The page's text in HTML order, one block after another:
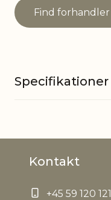
Find forhandler
Specifikationer
Godkendt
Kontakt
+45 59 120 121